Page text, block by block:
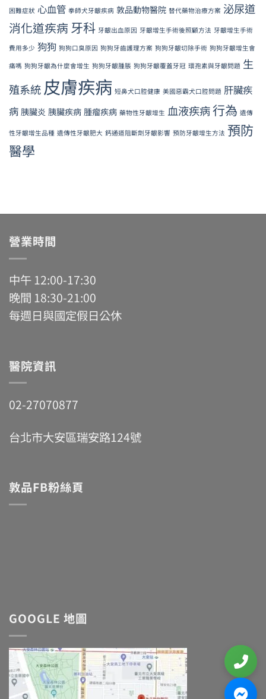
困難症狀 心血管 拳師犬牙齦疾病 敦品動物醫院 替代藥物治療方案 泌尿道
消化道疾病 牙科 牙齦出血原因 牙齦增生手術後照顧方法 牙齦增生手術
費用多少 狗狗 狗狗口臭原因 狗狗牙齒護理方案 狗狗牙齦切除手術 狗狗牙齦增生會
痛嗎 狗狗牙齦為什麼會增生 狗狗牙齦腫脹 狗狗牙齦覆蓋牙冠 環孢素與牙齦問題 生
殖系統 皮膚疾病 短鼻犬口腔健康 美國惡霸犬口腔問題 肝臟疾
病 胰臟炎 胰臟疾病 腫瘤疾病 藥物性牙齦增生 血液疾病行為 遺傳
性牙齦增生品種 遺傳性牙齦肥大 鈣通道阻斷劑牙齦影響 預防牙齦增生方法 預防
醫學
營業時間
中午 12:00-17:30
晚間 18:30-21:00
每週日與國定假日公休
醫院資訊
02-27070877
台北市大安區瑞安路124號
敦品FB粉絲頁
GOOGLE 地圖